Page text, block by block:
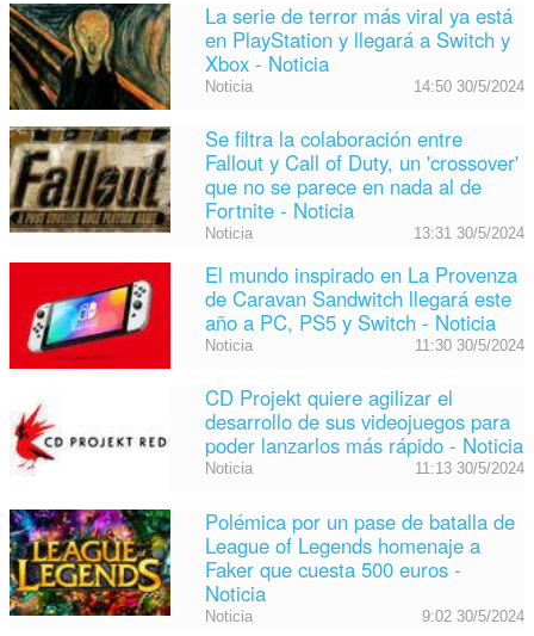
La serie de terror más viral ya está
en PlayStation y llegará a Switch y
Xbox - Noticia
Noticia 14:50 30/5/2024
Se filtra la colaboración entre
Fallout y Call of Duty, un 'crossover'
que no se parece en nada al de
Fortnite - Noticia
Noticia 13:31 30/5/2024
El mundo inspirado en La Provenza
de Caravan Sandwitch llegará este
año a PC, PS5 y Switch - Noticia
Noticia 11:30 30/5/2024
CD Projekt quiere agilizar el
desarrollo de sus videojuegos para
poder lanzarlos más rápido - Noticia
Noticia 11:13 30/5/2024
Polémica por un pase de batalla de
League of Legends homenaje a
Faker que cuesta 500 euros -
Noticia
Noticia 9:02 30/5/2024